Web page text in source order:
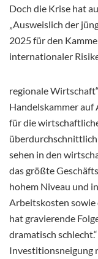
Doch die Krise hat
„Ausweislich der
2025 für den
internationaler
regionale
Handelskammer
für die
sehen in den
das größte
hohem Niveau und
Arbeitskosten sowie
hat gravierende
dramatisch
Investitionsneigung